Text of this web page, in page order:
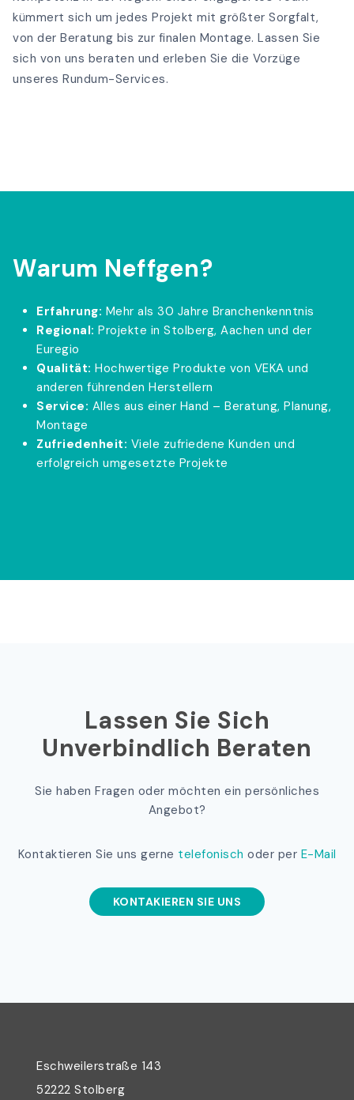
kümmert sich um jedes Projekt mit größter Sorgfalt,
von der Beratung bis zur finalen Montage. Lassen Sie
sich von uns beraten und erleben Sie die Vorzüge
unseres Rundum-Services.
Warum Neffgen?
Erfahrung: Mehr als 30 Jahre Branchenkenntnis
Regional: Projekte in Stolberg, Aachen und der
Euregio
Qualität: Hochwertige Produkte von VEKA und
anderen führenden Herstellern
Service: Alles aus einer Hand – Beratung, Planung,
Montage
Zufriedenheit: Viele zufriedene Kunden und
erfolgreich umgesetzte Projekte
Lassen Sie Sich
Unverbindlich Beraten
Sie haben Fragen oder möchten ein persönliches
Angebot?
Kontaktieren Sie uns gerne telefonisch oder per E-Mail
KONTAKIEREN SIE UNS
Eschweilerstraße 143
52222 Stolberg